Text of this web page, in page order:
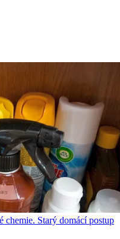
chemie. Starý domácí postup